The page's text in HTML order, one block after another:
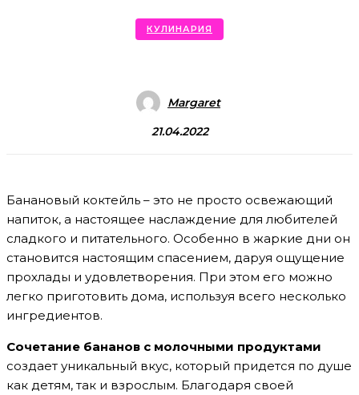
КУЛИНАРИЯ
Margaret
21.04.2022
Банановый коктейль – это не просто освежающий
напиток, а настоящее наслаждение для любителей
сладкого и питательного. Особенно в жаркие дни он
становится настоящим спасением, даруя ощущение
прохлады и удовлетворения. При этом его можно
легко приготовить дома, используя всего несколько
ингредиентов.
Сочетание бананов с молочными продуктами
создает уникальный вкус, который придется по душе
как детям, так и взрослым. Благодаря своей